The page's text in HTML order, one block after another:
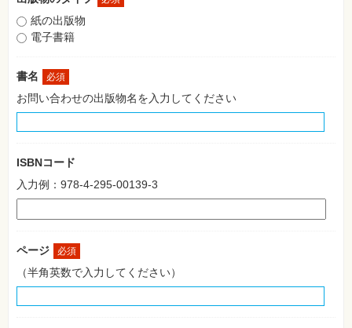
プ
ロ
グ
ミ
ン
ネ
ー
テ
ク
味・
素
集
紙の出版物
電子書籍
書名 必須
お問い合わせの出版物名を入力してください
ISBNコード
入力例：978-4-295-00139-3
ページ 必須
（半角英数で入力してください）